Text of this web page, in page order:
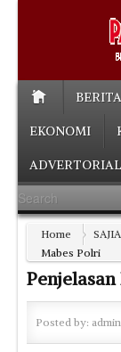
EKONOMI
ADVERTORIAL
Home
Mabes Polri
Posted by: admin